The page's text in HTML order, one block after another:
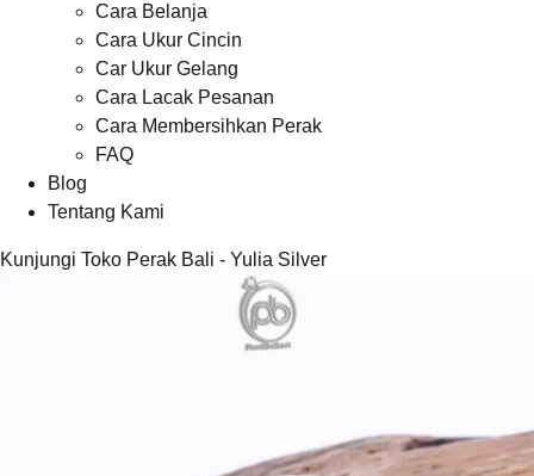
Cara Belanja
Cara Ukur Cincin
Car Ukur Gelang
Cara Lacak Pesanan
Cara Membersihkan Perak
FAQ
Blog
Tentang Kami
Kunjungi Toko Perak Bali - Yulia Silver